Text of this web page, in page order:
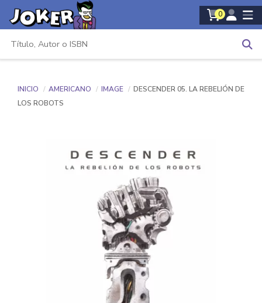
0
INICIO AMERICANO IMAGE
DESCENDER 05. LA REBELIÓN DE
LOS ROBOTS